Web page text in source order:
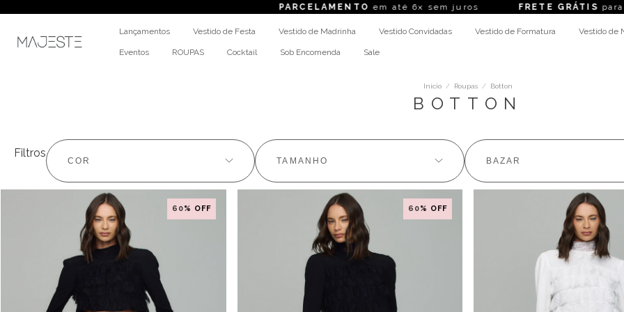
PARCELAMENTO em até 6x sem juros FRETE GRÁTIS para
Lançamentos Vestido de Festa Vestido de Madrinha Vestido Convidadas Vestido de Formatura Vestido de
Eventos ROUPAS Cocktail Sob Encomenda Sale
Início / Roupas / Botton
BOTTON
Filtros
COR TAMANHO BAZAR
60% OFF 60% OFF